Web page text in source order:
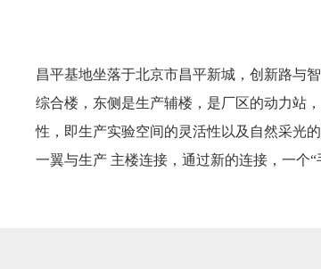
昌平基地坐落于北京市昌平新城，创新路与
综合楼，东侧是生产辅楼，是厂区的动力站
性，即生产实验空间的灵活性以及自然采光
一翼与生产 主楼连接，通过新的连接，一个